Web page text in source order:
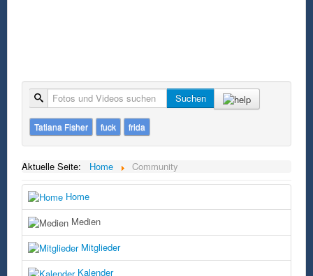
Suche Suchen
Tatiana Fisher fuck frida
Aktuelle Seite: Home Community
Home
Medien
Mitglieder
Kalender